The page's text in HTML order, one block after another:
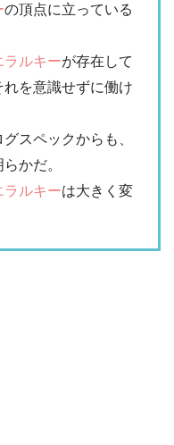
の頂点に立っている
ラルキーが存在して
を意識せずに働け
スペックからも、
かだ。
ラルキーは大きく変